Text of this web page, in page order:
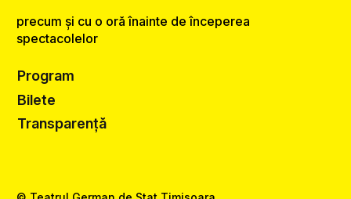
precum și cu o oră înainte de începerea
spectacolelor
Program
Bilete
Transparență